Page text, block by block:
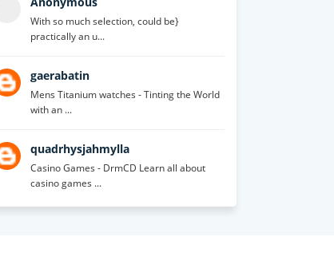
With so much selection, could be}
practically an u...
gaerabatin
Mens Titanium watches - Tinting the World
with an ...
quadrhysjahmylla
Casino Games - DrmCD Learn all about
casino games ...